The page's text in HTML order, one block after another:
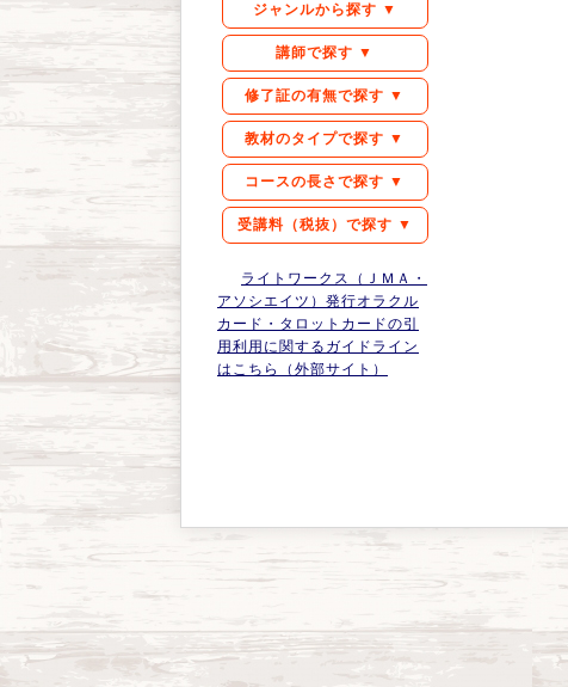
ジャンルから探す ▼
講師で探す ▼
修了証の有無で探す ▼
教材のタイプで探す ▼
コースの長さで探す ▼
受講料（税抜）で探す ▼
ライトワークス（ＪＭＡ・
アソシエイツ）発行オラクル
カード・タロットカードの引
用利用に関するガイドライン
はこちら（外部サイト）